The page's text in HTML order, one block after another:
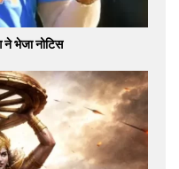
भेजा नोटिस